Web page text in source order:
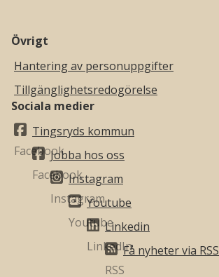
Övrigt
Hantering av personuppgifter
Tillgänglighetsredogörelse
Sociala medier
Tingsryds kommun
Jobba hos oss
Instagram
Youtube
Linkedin
Få nyheter via RSS